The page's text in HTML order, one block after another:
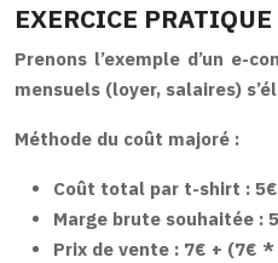
EXERCICE
Prenons l’exemple d’un
mensuels (loyer, salaires)
Méthode du coût majoré :
Coût total par t-shirt :
Marge brute souhaitée :
Prix de vente : 7€ + (7€ *